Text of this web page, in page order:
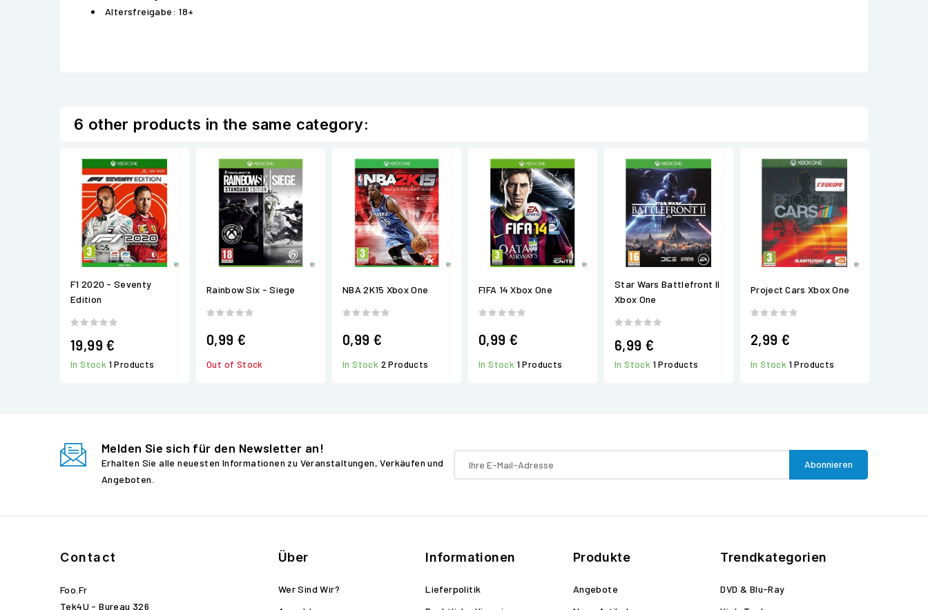
Altersfreigabe: 18+
6 other products in the same category:
F1 2020 - Seventy
Edition
19,99 €
In Stock 1 Products
Rainbow Six - Siege
0,99 €
Out of Stock
NBA 2K15 Xbox One
0,99 €
In Stock 2 Products
FIFA 14 Xbox One
0,99 €
In Stock 1 Products
Star Wars Battlefront II
Xbox One
6,99 €
In Stock 1 Products
Project Cars Xbox One
2,99 €
In Stock 1 Products
Melden Sie sich für den Newsletter an!
Erhalten Sie alle neuesten Informationen zu Veranstaltungen, Verkäufen und
Angeboten.
Contact
Foo.fr
Tek4U - Bureau 326
Über
Wer Sind Wir?
Informationen
Lieferpolitik
Produkte
Angebote
Trendkategorien
DVD & Blu-Ray